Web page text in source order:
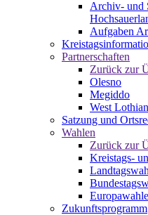
Archiv- und
Aufgaben
Partnerschaften
Zurück zur
Olesno
Megiddo
West Lothian
Satzung und
Wahlen
Zurück zur
Kreistags-
Zukunftsprogramm